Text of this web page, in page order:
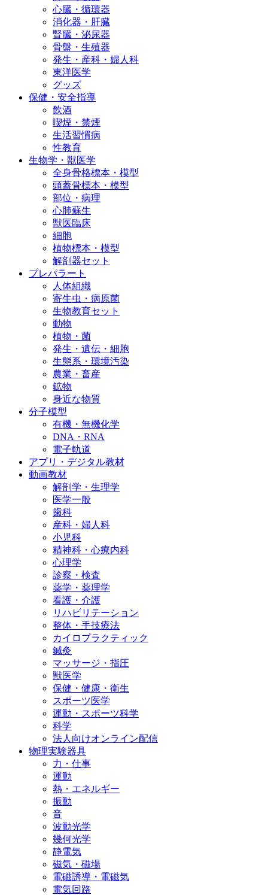
心臓・循環器
消化器・肝臓
腎臓・泌尿器
骨盤・生殖器
発生・産科・婦人科
東洋医学
グッズ
保健・安全指導
飲酒
喫煙・禁煙
生活習慣病
性教育
生物学・獣医学
全身骨格標本・模型
頭蓋骨標本・模型
部位・病理
心肺蘇生
獣医臨床
細胞
植物標本・模型
解剖器セット
プレパラート
人体組織
寄生虫・病原菌
生物教育セット
動物
植物・菌
発生・遺伝・細胞
生態系・環境汚染
農業・畜産
鉱物
身近な物質
分子模型
有機・無機化学
DNA・RNA
電子軌道
アプリ・デジタル教材
動画教材
解剖学・生理学
医学一般
歯科
産科・婦人科
小児科
精神科・心療内科
心理学
診察・検査
薬学・薬理学
看護・介護
リハビリテーション
整体・手技療法
カイロプラクティック
鍼灸
マッサージ・指圧
獣医学
保健・健康・衛生
スポーツ医学
運動・スポーツ科学
科学
法人向けオンライン配信
物理実験器具
力・仕事
運動
熱・エネルギー
振動
音
波動光学
幾何光学
静電気
磁気・磁場
電磁誘導・電磁気
電気回路